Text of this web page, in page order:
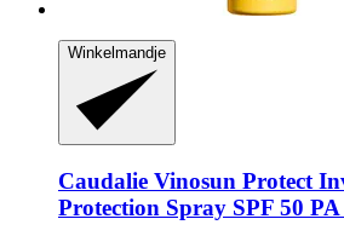
Winkelmandje
Caudalie Vinosun Protect
Protection Spray SPF 50